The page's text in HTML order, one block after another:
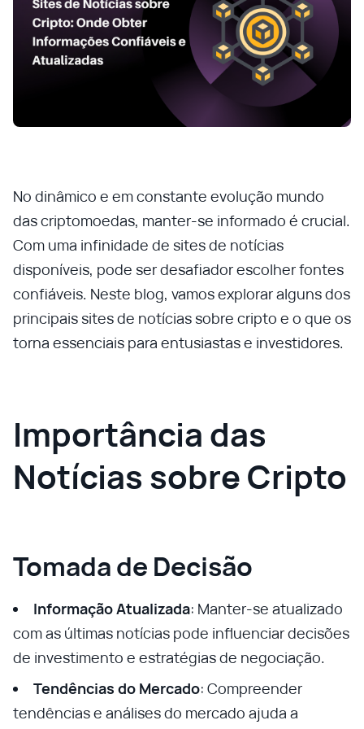
No dinâmico e em constante evolução mundo
das criptomoedas, manter-se informado é crucial.
Com uma infinidade de sites de notícias
disponíveis, pode ser desafiador escolher fontes
confiáveis. Neste blog, vamos explorar alguns dos
principais sites de notícias sobre cripto e o que os
torna essenciais para entusiastas e investidores.
Importância das
Notícias sobre Cripto
Tomada de Decisão
Informação Atualizada: Manter-se atualizado
com as últimas notícias pode influenciar decisões
de investimento e estratégias de negociação.
Tendências do Mercado: Compreender
tendências e análises do mercado ajuda a